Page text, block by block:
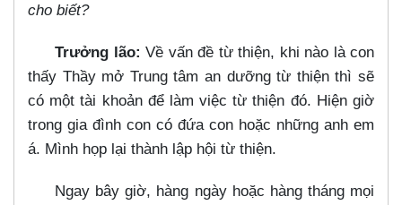
cho biết?
Trưởng lão: Về vấn đề từ thiện, khi nào là con
thấy Thầy mở Trung tâm an dưỡng từ thiện thì sẽ
có một tài khoản để làm việc từ thiện đó. Hiện giờ
trong gia đình con có đứa con hoặc những anh em
á. Mình họp lại thành lập hội từ thiện.
Ngay bây giờ, hàng ngày hoặc hàng tháng mọi